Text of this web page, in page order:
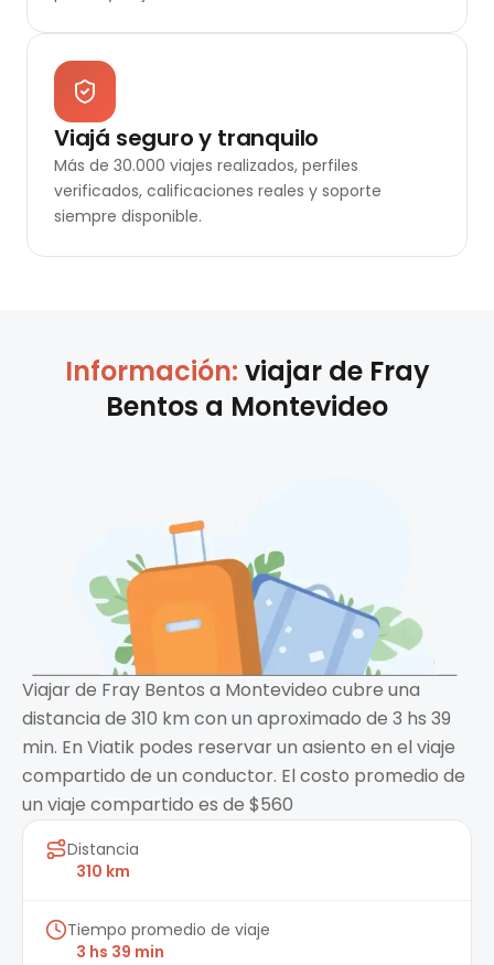
Viajá seguro y tranquilo
Más de 30.000 viajes realizados, perfiles
verificados, calificaciones reales y soporte
siempre disponible.
Información: viajar de Fray
Bentos a Montevideo
Viajar de Fray Bentos a Montevideo cubre una
distancia de 310 km con un aproximado de 3 hs 39
min. En Viatik podes reservar un asiento en el viaje
compartido de un conductor. El costo promedio de
un viaje compartido es de $560
Distancia
310 km
Tiempo promedio de viaje
3 hs 39 min